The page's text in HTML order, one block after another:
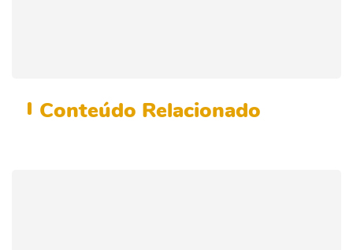
Conteúdo Relacionado